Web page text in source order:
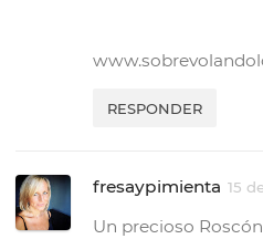
RESPONDER
fresaypimienta 15
Un precioso